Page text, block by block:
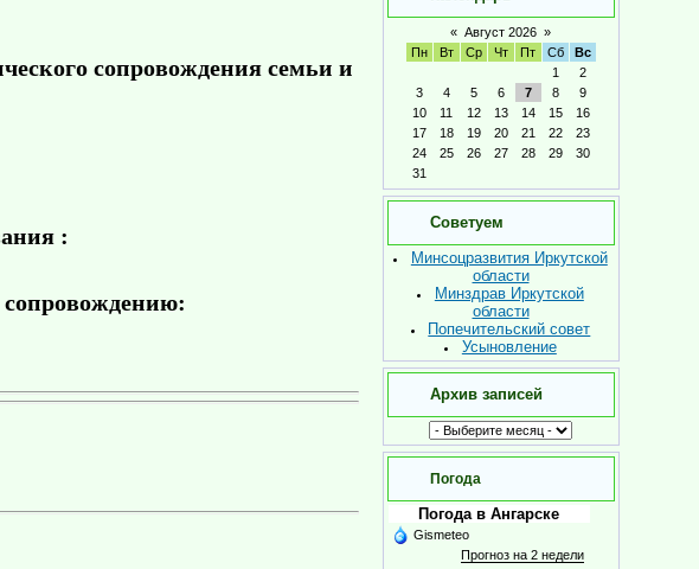
сопровождения семьи и
:
сопровождению:
« Август 2026 »
Пн
Вт Ср Чт Пт Сб
Вс
1
2
3
4 5 6 7 8
9
10
11 12 13 14 15
16
17
18 19 20 21 22
23
24
25 26 27 28 29
30
31
Советуем
Минсоцразвития Иркутской
области
Минздрав Иркутской
области
Попечительский совет
Усыновление
Архив записей
Погода
Погода в Ангарске
Gismeteo
Прогноз на 2 недели